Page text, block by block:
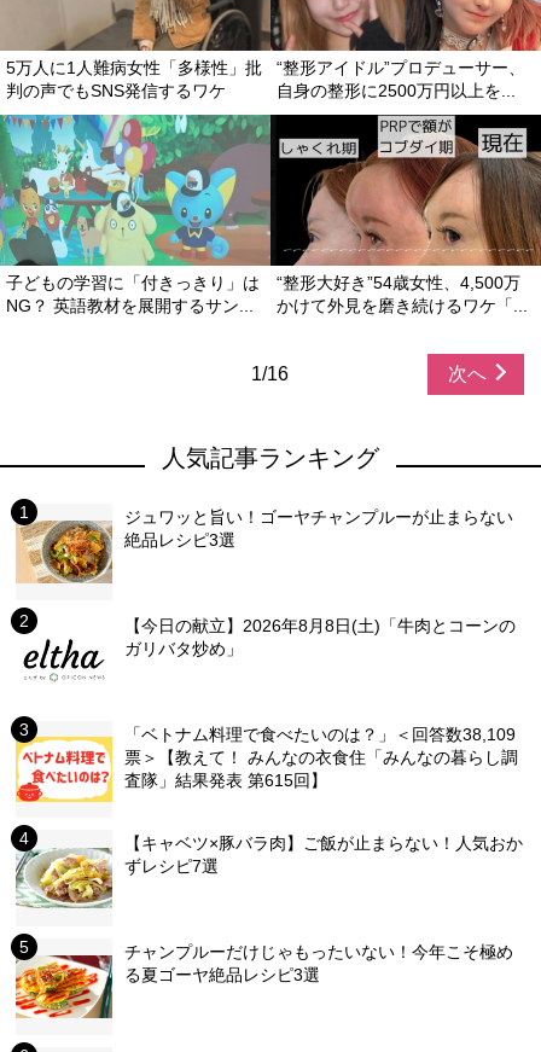
5万人に1人難病女性「多様性」批
判の声でもSNS発信するワケ
“整形アイドル”プロデューサー、
自身の整形に2500万円以上を...
子どもの学習に「付きっきり」は
NG？ 英語教材を展開するサン...
“整形大好き”54歳女性、4,500万
かけて外見を磨き続けるワケ「...
1/16 次へ
人気記事ランキング
ジュワッと旨い！ゴーヤチャンプルーが止まらない
絶品レシピ3選
【今日の献立】2026年8月8日(土)「牛肉とコーンの
ガリバタ炒め」
「ベトナム料理で食べたいのは？」＜回答数38,109
票＞【教えて！ みんなの衣食住「みんなの暮らし調
査隊」結果発表 第615回】
【キャベツ×豚バラ肉】ご飯が止まらない！人気おか
ずレシピ7選
チャンプルーだけじゃもったいない！今年こそ極め
る夏ゴーヤ絶品レシピ3選